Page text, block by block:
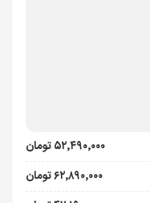
۵۲٬۴۹۰٬۰۰۰ تومان
۶۲٬۸۹۰٬۰۰۰ تومان